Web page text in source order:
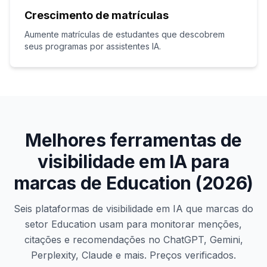
Crescimento de matrículas
Aumente matrículas de estudantes que descobrem
seus programas por assistentes IA.
Melhores ferramentas de
visibilidade em IA para
marcas de Education (2026)
Seis plataformas de visibilidade em IA que marcas do
setor Education usam para monitorar menções,
citações e recomendações no ChatGPT, Gemini,
Perplexity, Claude e mais. Preços verificados.